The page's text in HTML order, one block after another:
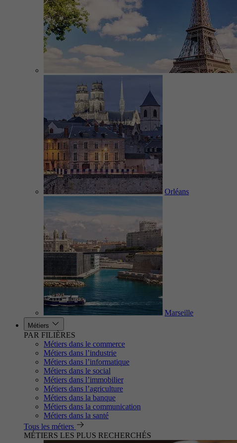
Orléans
Marseille
Métiers
PAR FILIÈRES
Métiers dans le commerce
Métiers dans l’industrie
Métiers dans l’informatique
Métiers dans le social
Métiers dans l’immobilier
Métiers dans l’agriculture
Métiers dans la banque
Métiers dans la communication
Métiers dans la santé
Tous les métiers
MÉTIERS LES PLUS RECHERCHÉS